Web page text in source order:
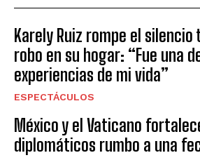
Karely Ruiz rompe el
robo en su hogar: “Fue una
experiencias de mi vida”
ESPECTÁCULOS
México y el Vaticano
diplomáticos rumbo a una